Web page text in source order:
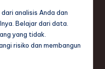
analisis Anda dan
Belajar dari data.
yang tidak.
risiko dan membangun